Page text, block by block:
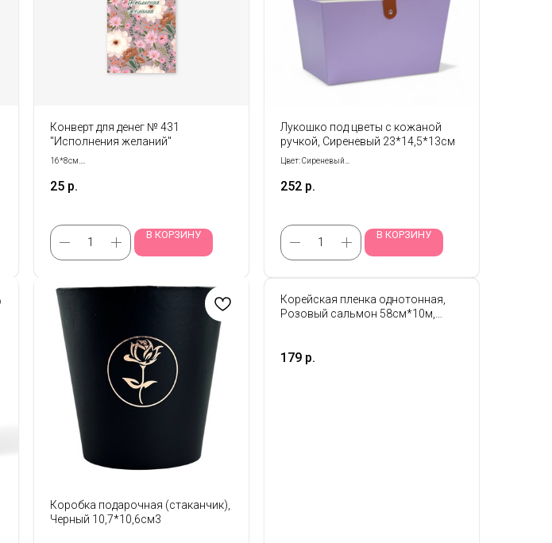
Конверт для денег № 431
"Исполнения желаний"
16*8см.
25 р.
В КОРЗИНУ
Лукошко под цветы с кожаной
ручкой, Сиреневый 23*14,5*13см
Цвет: Сиреневый
252 р.
В КОРЗИНУ
Коробка подарочная (стаканчик),
Черный 10,7*10,6см3
Корейская пленка однотонная,
Розовый сальмон 58см*10м,
179 р.